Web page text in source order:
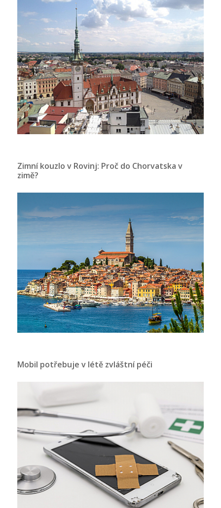
Zimní kouzlo v Rovinj: Proč do Chorvatska v
zimě?
Mobil potřebuje v létě zvláštní péči